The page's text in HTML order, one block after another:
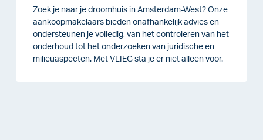
Zoek je naar je droomhuis in Amsterdam-West? Onze
aankoopmakelaars bieden onafhankelijk advies en
ondersteunen je volledig, van het controleren van het
onderhoud tot het onderzoeken van juridische en
milieuaspecten. Met VLIEG sta je er niet alleen voor.